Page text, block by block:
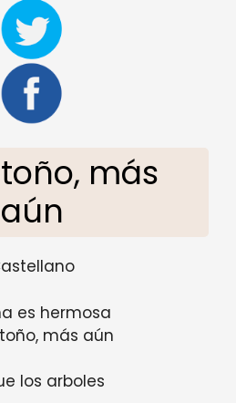
más
aún
es hermosa
más aún
los arboles